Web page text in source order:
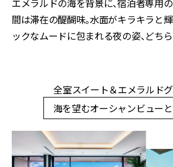
エメラルドの海を背景に、宿泊者専用
間は滞在の醍醐味。水面がキラキラと
ックなムードに包まれる夜の姿、どち
全室スイート＆エメラルド
海を望むオーシャンビュー